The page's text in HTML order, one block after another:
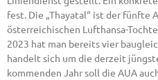
fest. Die „Thayatal“ ist der fünfte
österreichischen Lufthansa-
2023 hat man bereits vier
handelt sich um die derzeit
kommenden Jahr soll die AUA